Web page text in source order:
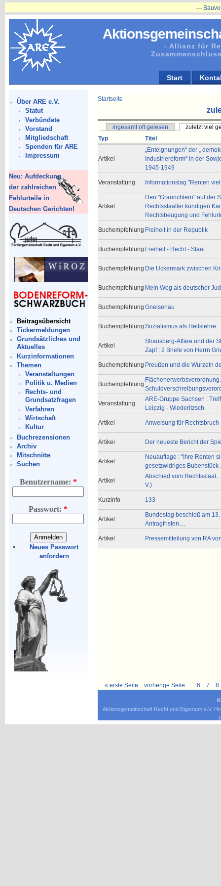
- Allianz für
Start
Über ARE e.V.
Statut
Verbündete
Vorstand
Mitgliedschaft
Spenden für ARE
Impressum
Neu: Aufdeckung
der zahlreichen
Fehlurteile in
Deutschen Gerichten!
Beitragsübersicht
Tickermeldungen
Grundsätzliches und
Aktuelles
Kurzinformationen
Themen
Veranstaltungen
Politik u. Medien
Rechts- und
Grundsatzfragen
Verfahren
Wirtschaft
Kultur
Buchrezensionen
Archiv
Mitschnitte
Suchen
Benutzername: *
Passwort:*
Neues Passwort
anfordern
Startseite
ingesamt oft gelesen
zuletzt viel
Typ
Titel
Artikel
„Enteignungen“ der „
Industriereform“ in der
1945-1949
Veranstaltung Informationstag "Renten
Artikel
Den "Graurichtern" auf der
Rechtsstaatler kündigen
Rechtsbeugung und
Buchempfehlung Freiheit in der Republik
Buchempfehlung Freiheit - Recht - Staat
Buchempfehlung Die Uckermark zwischen
Buchempfehlung Mein Weg als deutscher
Buchempfehlung Gneisenau
Buchempfehlung Sozialismus als Heilslehre
Artikel
Strausberg-Affäre und der
Zapf : 2 Briefe von Herrn
Buchempfehlung Preußen und die Wurzeln
Buchempfehlung
Flächenerwerbsverordnung.
Veranstaltung
ARE-Gruppe Sachsen :
Leipzig - Wiederitzsch
Artikel Anweisung für Rechtsbruch
Artikel Der neueste Bericht der
Artikel
Neuauflage : "Ihre Renten
gesetzwidriges Bubenstück
Artikel
Abschied vom
V.)
Kurzinfo 133
Artikel
Bundestag beschloß am
Antragfristen....
Artikel Pressemitteilung von RA
« erste Seite vorherige Seite … 6 7 8
Aktionsgemeinschaft Recht und Eigentum e.V.